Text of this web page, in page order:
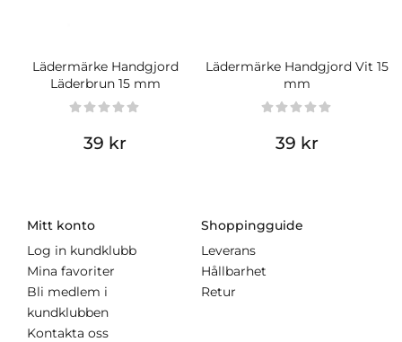
Lädermärke Handgjord
Läderbrun 15 mm
39 kr
Lädermärke Handgjord Vit 15
mm
39 kr
Mitt konto
Log in kundklubb
Mina favoriter
Bli medlem i
kundklubben
Kontakta oss
Shoppingguide
Leverans
Hållbarhet
Retur